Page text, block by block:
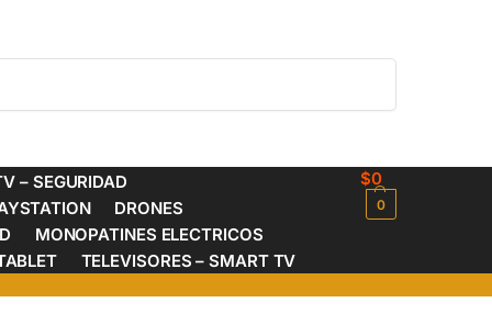
– SEGURIDAD
DRONES
MONOPATINES ELECTRICOS
TELEVISORES – SMART TV
$0
0